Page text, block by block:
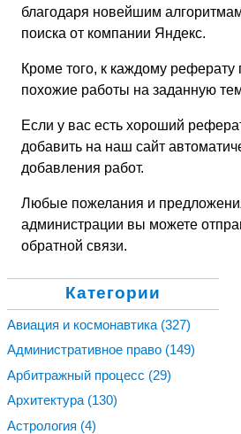
благодаря новейшим
поиска от компании Яндекс.
Кроме того, к каждому
похожие работы на заданную
Если у вас есть хороший
добавить на наш сайт
добавления работ.
Любые пожелания и
администрации вы можете
обратной связи.
Категории
Авиация и космонавтика (327)
Административное право (149)
Арбитражный процесс (29)
Архитектура (130)
Астрология (4)